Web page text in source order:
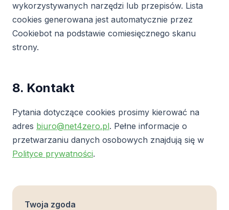
wykorzystywanych narzędzi lub przepisów. Lista
cookies generowana jest automatycznie przez
Cookiebot na podstawie comiesięcznego skanu
strony.
8. Kontakt
Pytania dotyczące cookies prosimy kierować na
adres biuro@net4zero.pl. Pełne informacje o
przetwarzaniu danych osobowych znajdują się w
Polityce prywatności.
Twoja zgoda